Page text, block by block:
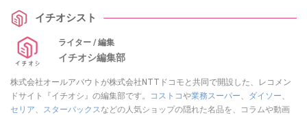
イチオシスト
ライター / 編集
イチオシ編集部
株式会社オールアバウトが株式会社NTTドコモと共同で開設した、レコメン
ドサイト『イチオシ』の編集部です。
コストコや業務スーパー、 ダイソー、
セリア、 スターバックスなどの人気ショップの隠れた名品を、コラムや動画